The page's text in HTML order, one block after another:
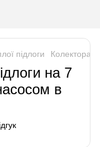
підлоги Колектора
на 7
в